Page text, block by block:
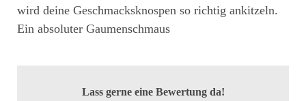
wird deine Geschmacksknospen so richtig ankitzeln.
Ein absoluter Gaumenschmaus
Lass gerne eine Bewertung da!